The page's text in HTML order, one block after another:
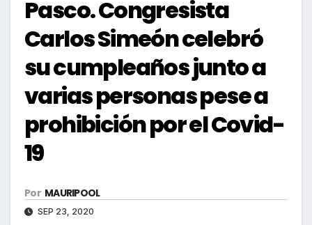
Pasco. Congresista
Carlos Simeón celebró
su cumpleaños junto a
varias personas pese a
prohibición por el Covid-
19
Por MAURIPOOL
SEP 23, 2020